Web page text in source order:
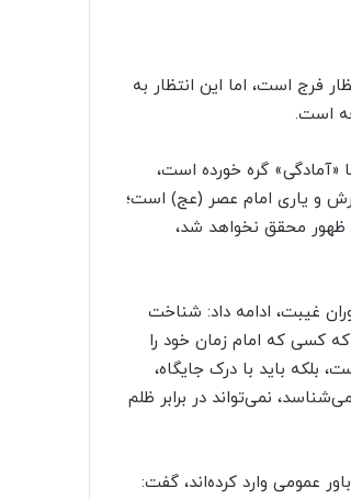
فرج است، اما این انتظار به
است.
«آمادگی» گره خورده است،
و یاری امام عصر (عج) است؛
ظهور محقق نخواهد شد،
غیبت، ادامه داد: شناخت
کسی که امام زمان خود را
باید با درک جایگاه،
نمی‌تواند در برابر ظلم
عمومی وارد کرده‌اند، گفت: